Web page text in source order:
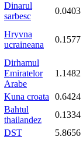
Dinarul
sarbesc
0.0403
Hryvna
ucraineana
0.1577
Dirhamul
Emiratelor
Arabe
1.1482
Kuna croata 0.6424
Bahtul
thailandez
0.1334
DST 5.8656